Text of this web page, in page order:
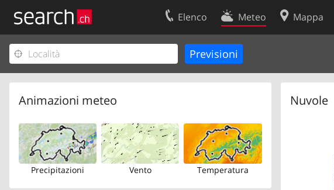
Elenco Meteo Mappa
Animazioni meteo
Precipitazioni Vento Temperatura
Nuvole
Il vostro profolio
Area clienti
Contatti
Condizioni d’uso